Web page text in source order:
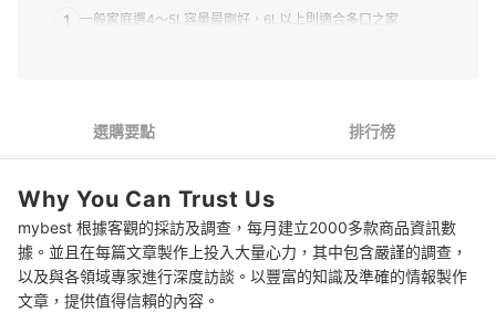
1 一般家庭選4～5L容量最剛好，6L以上則適合多口之家
4 上蓋零件最好可拆卸清洗，若有自動清潔模式更方便
5 從大品牌推出的產品選起
萬用鍋 推薦排行榜
選購要點 排行榜
Why You Can Trust Us
mybest 根據客觀的採訪及調查，每月建立2000多款商品資訊數
據。並且在每篇文章製作上投入大量心力，其中包含嚴謹的調查，
以及與各領域專家進行深度訪談。以豐富的知識及準確的情報製作
文章，提供值得信賴的內容。